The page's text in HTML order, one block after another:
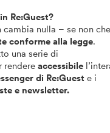
Re:Guest?
cambia nulla – se non che
conforme alla legge.
una serie di
rendereaccessibile
di Re:Guest e i
e newsletter.